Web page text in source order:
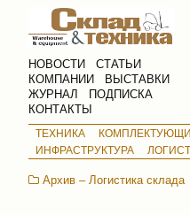
НОВОСТИ
СТАТЬИ
КОМПАНИИ
ВЫСТАВКИ
ЖУРНАЛ
ПОДПИСКА
КОНТАКТЫ
ТЕХНИКА
ИНФРАСТРУКТУРА
Архив – Логистика склада